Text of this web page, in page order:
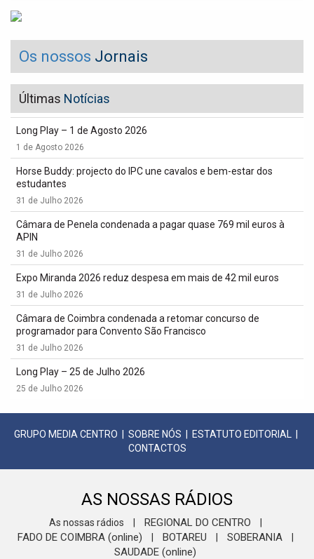
Os nossos Jornais
Últimas Notícias
Long Play – 1 de Agosto 2026
1 de Agosto 2026
Horse Buddy: projecto do IPC une cavalos e bem-estar dos
estudantes
31 de Julho 2026
Câmara de Penela condenada a pagar quase 769 mil euros à
APIN
31 de Julho 2026
Expo Miranda 2026 reduz despesa em mais de 42 mil euros
31 de Julho 2026
Câmara de Coimbra condenada a retomar concurso de
programador para Convento São Francisco
31 de Julho 2026
Long Play – 25 de Julho 2026
25 de Julho 2026
GRUPO MEDIA CENTRO SOBRE NÓS ESTATUTO EDITORIAL
CONTACTOS
AS NOSSAS RÁDIOS
As nossas rádios REGIONAL DO CENTRO
FADO DE COIMBRA (online) BOTAREU SOBERANIA
SAUDADE (online)